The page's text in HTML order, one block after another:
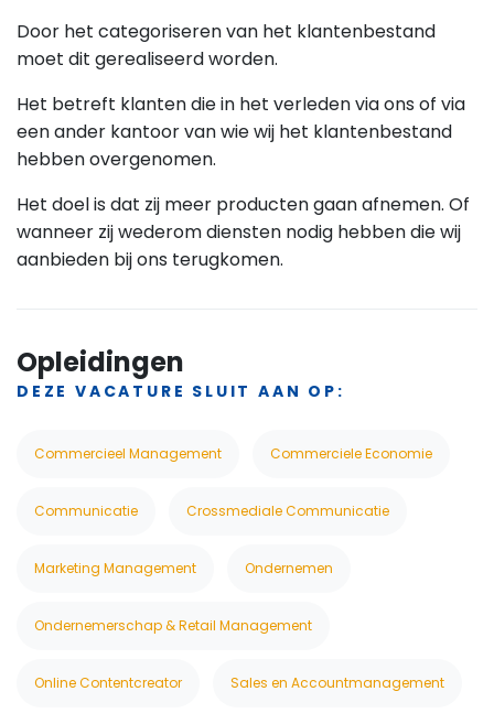
Door het categoriseren van het klantenbestand
moet dit gerealiseerd worden.
Het betreft klanten die in het verleden via ons of via
een ander kantoor van wie wij het klantenbestand
hebben overgenomen.
Het doel is dat zij meer producten gaan afnemen. Of
wanneer zij wederom diensten nodig hebben die wij
aanbieden bij ons terugkomen.
Opleidingen
DEZE VACATURE SLUIT AAN OP:
Commercieel Management Commerciele Economie
Communicatie Crossmediale Communicatie
Marketing Management Ondernemen
Ondernemerschap & Retail Management
Online Contentcreator Sales en Accountmanagement